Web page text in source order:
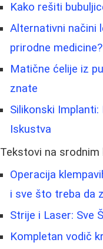
Kako rešiti
Alternativni načini
prirodne medicine?
Matične ćelije iz
znate
Silikonski
Iskustva
Tekstovi na srodnim
Operacija
i sve što treba da
Strije i Laser: Sve
Kompletan vodič